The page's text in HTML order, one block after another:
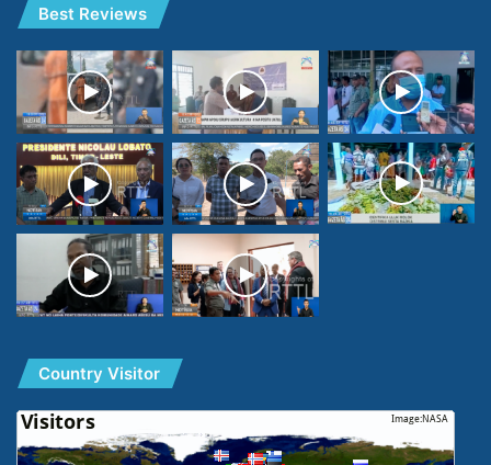
Best Reviews
Country Visitor